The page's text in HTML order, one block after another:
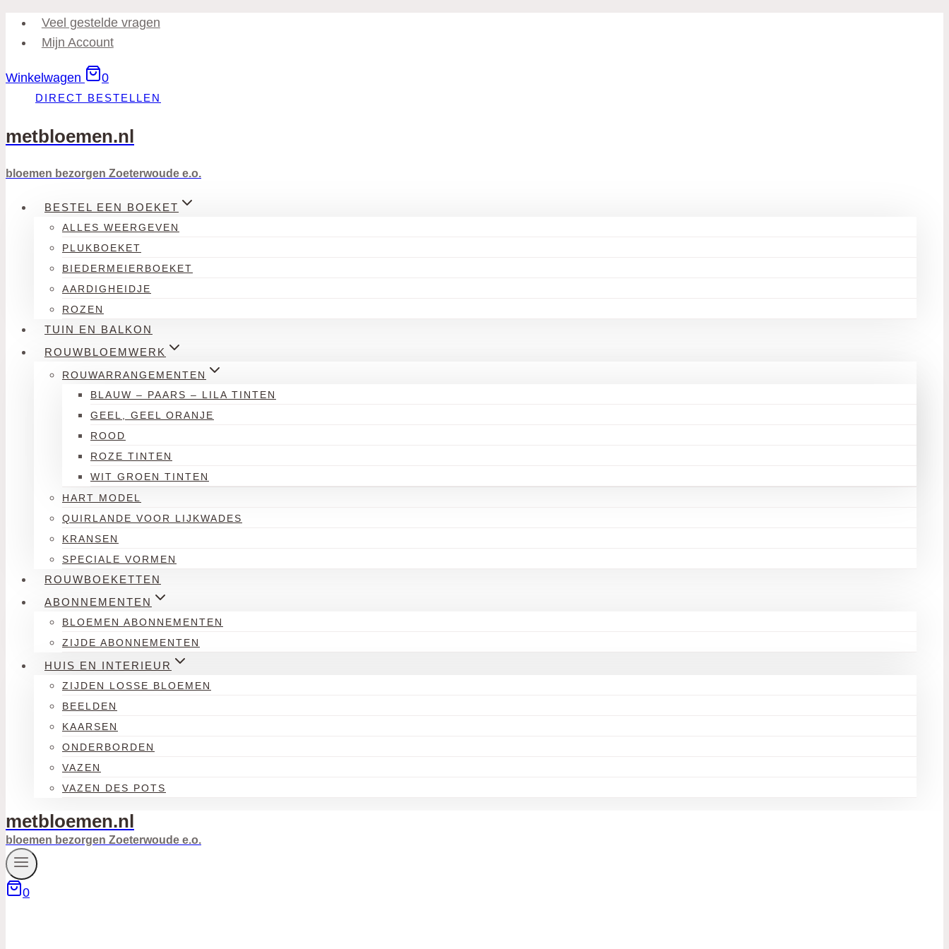
Doorgaan
naar
Veel gestelde vragen
Mijn Account
Winkelwagen 0
DIRECT BESTELLEN
metbloemen.nl
bloemen bezorgen Zoeterwoude e.o.
BESTEL EEN BOEKET
ALLES WEERGEVEN
PLUKBOEKET
BIEDERMEIERBOEKET
AARDIGHEIDJE
ROZEN
TUIN EN BALKON
ROUWBLOEMWERK
ROUWARRANGEMENTEN
BLAUW – PAARS – LILA TINTEN
GEEL, GEEL ORANJE
ROOD
ROZE TINTEN
WIT GROEN TINTEN
HART MODEL
QUIRLANDE VOOR LIJKWADES
KRANSEN
SPECIALE VORMEN
ROUWBOEKETTEN
ABONNEMENTEN
BLOEMEN ABONNEMENTEN
ZIJDE ABONNEMENTEN
HUIS EN INTERIEUR
ZIJDEN LOSSE BLOEMEN
BEELDEN
KAARSEN
ONDERBORDEN
VAZEN
VAZEN DES POTS
metbloemen.nl
bloemen bezorgen Zoeterwoude e.o.
0